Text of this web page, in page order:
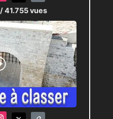
/ 41.755 vues